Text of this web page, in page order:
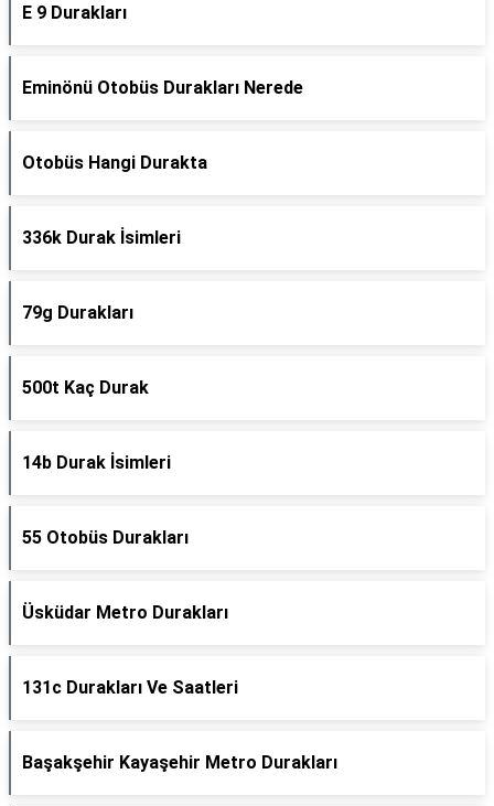
E 9 Durakları
Eminönü Otobüs Durakları Nerede
Otobüs Hangi Durakta
336k Durak İsimleri
79g Durakları
500t Kaç Durak
14b Durak İsimleri
55 Otobüs Durakları
Üsküdar Metro Durakları
131c Durakları Ve Saatleri
Başakşehir Kayaşehir Metro Durakları